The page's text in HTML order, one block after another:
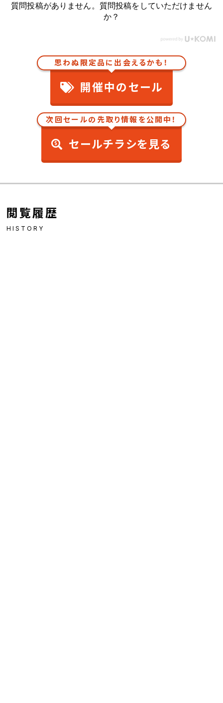
質問投稿がありません。質問投稿をしていただけません
か？
思わぬ限定品に出会えるかも！
開催中のセール
次回セールの先取り情報を公開中！
セールチラシを見る
閲覧履歴
HISTORY